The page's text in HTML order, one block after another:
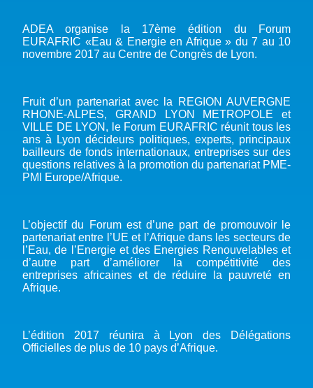
ADEA organise la 17ème édition du Forum
EURAFRIC «Eau & Energie en Afrique » du 7 au 10
novembre 2017 au Centre de Congrès de Lyon.
Fruit d’un partenariat avec la REGION AUVERGNE
RHONE-ALPES, GRAND LYON METROPOLE et
VILLE DE LYON, le Forum EURAFRIC réunit tous les
ans à Lyon décideurs politiques, experts, principaux
bailleurs de fonds internationaux, entreprises sur des
questions relatives à la promotion du partenariat PME-
PMI Europe/Afrique.
L’objectif du Forum est d’une part de promouvoir le
partenariat entre l’UE et l’Afrique dans les secteurs de
l’Eau, de l’Energie et des Energies Renouvelables et
d’autre part d’améliorer la compétitivité des
entreprises africaines et de réduire la pauvreté en
Afrique.
L’édition 2017 réunira à Lyon des Délégations
Officielles de plus de 10 pays d’Afrique.